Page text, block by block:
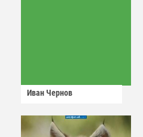
Иван Чернов